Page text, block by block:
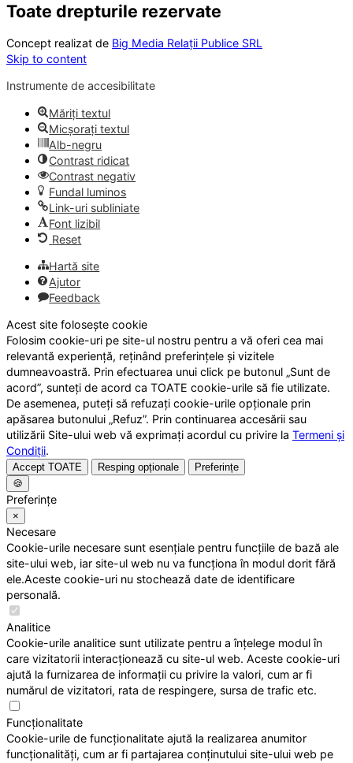
Toate drepturile rezervate
Concept realizat de Big Media Relații Publice SRL
Skip to content
Instrumente de accesibilitate
Măriți textul
Micșorați textul
Alb-negru
Contrast ridicat
Contrast negativ
Fundal luminos
Link-uri subliniate
Font lizibil
Reset
Hartă site
Ajutor
Feedback
Acest site folosește cookie
Folosim cookie-uri pe site-ul nostru pentru a vă oferi cea mai
relevantă experiență, reținând preferințele și vizitele
dumneavoastră. Prin efectuarea unui click pe butonul „Sunt de
acord”, sunteți de acord ca TOATE cookie-urile să fie utilizate.
De asemenea, puteți să refuzați cookie-urile opționale prin
apăsarea butonului „Refuz”. Prin continuarea accesării sau
utilizării Site-ului web vă exprimați acordul cu privire la Termeni și
Condiții.
Accept TOATE Resping opționale
Preferințe
🍪
Preferințe
×
Necesare
Cookie-urile necesare sunt esențiale pentru funcțiile de bază ale
site-ului web, iar site-ul web nu va funcționa în modul dorit fără
ele.Aceste cookie-uri nu stochează date de identificare
personală.
Analitice
Cookie-urile analitice sunt utilizate pentru a înțelege modul în
care vizitatorii interacționează cu site-ul web. Aceste cookie-uri
ajută la furnizarea de informații cu privire la valori, cum ar fi
numărul de vizitatori, rata de respingere, sursa de trafic etc.
Funcționalitate
Cookie-urile de funcționalitate ajută la realizarea anumitor
funcționalități, cum ar fi partajarea conținutului site-ului web pe